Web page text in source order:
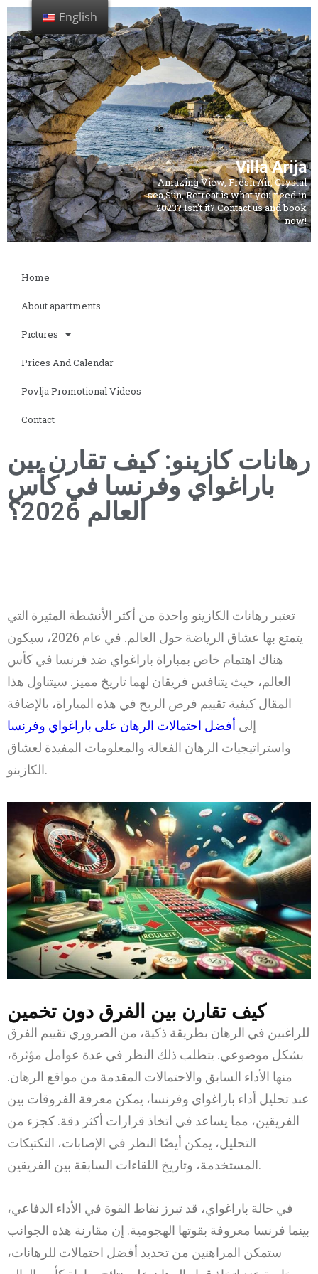
Home
About apartments
Pictures
Prices And Calendar
Povlja Promotional Videos
Contact
رهانات كازينو: كيف تقارن بين
باراغواي وفرنسا في كأس
العالم 2026؟
تعتبر رهانات الكازينو واحدة من أكثر الأنشطة المثيرة التي
يتمتع بها عشاق الرياضة حول العالم. في عام 2026، سيكون
هناك اهتمام خاص بمباراة باراغواي ضد فرنسا في كأس
العالم، حيث يتنافس فريقان لهما تاريخ مميز. سيتناول هذا
المقال كيفية تقييم فرص الربح في هذه المباراة، بالإضافة
إلى أفضل احتمالات الرهان على باراغواي وفرنسا
واستراتيجيات الرهان الفعالة والمعلومات المفيدة لعشاق
الكازينو.
كيف تقارن بين الفرق دون تخمين
للراغبين في الرهان بطريقة ذكية، من الضروري تقييم الفرق
بشكل موضوعي. يتطلب ذلك النظر في عدة عوامل مؤثرة،
منها الأداء السابق والاحتمالات المقدمة من مواقع الرهان.
عند تحليل أداء باراغواي وفرنسا، يمكن معرفة الفروقات بين
الفريقين، مما يساعد في اتخاذ قرارات أكثر دقة. كجزء من
التحليل، يمكن أيضًا النظر في الإصابات، التكتيكات
المستخدمة، وتاريخ اللقاءات السابقة بين الفريقين.
في حالة باراغواي، قد تبرز نقاط القوة في الأداء الدفاعي،
بينما فرنسا معروفة بقوتها الهجومية. إن مقارنة هذه الجوانب
ستمكن المراهنين من تحديد أفضل احتمالات للرهانات،
English